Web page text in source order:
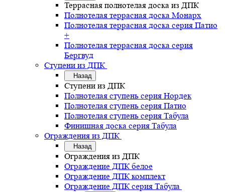
Террасная полнотелая доска из ДПК
Полнотелая террасная доска Монарх
Полнотелая террасная доска серия Патио
+
Полнотелая террасная доска серия
Бергвуд
Ступени из ДПК
Назад
Ступени из ДПК
Полнотелая ступень серия Нордек
Полнотелая ступень серия Патио
Полнотелая ступень серия Табула
Финишная доска серия Табула
Ограждения из ДПК
Назад
Ограждения из ДПК
Ограждение ДПК белое
Ограждение ДПК комплект
Ограждение ДПК серия Табула